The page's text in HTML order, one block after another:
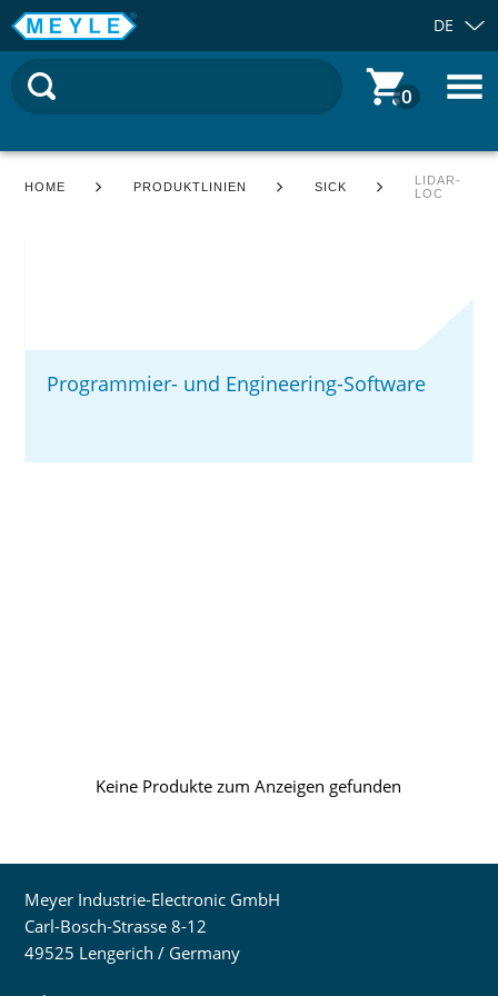
DE
0
HOME PRODUKTLINIEN SICK
LIDAR-
LOC
Programmier- und Engineering-Software
Keine Produkte zum Anzeigen gefunden
Meyer Industrie-Electronic GmbH
Carl-Bosch-Strasse 8-12
49525 Lengerich / Germany